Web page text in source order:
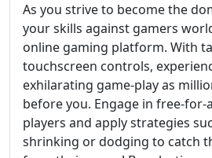
As you strive to become the
your skills against gamers
online gaming platform. With
touchscreen controls,
exhilarating game-play as
before you. Engage in free-
players and apply strategies
shrinking or dodging to catch